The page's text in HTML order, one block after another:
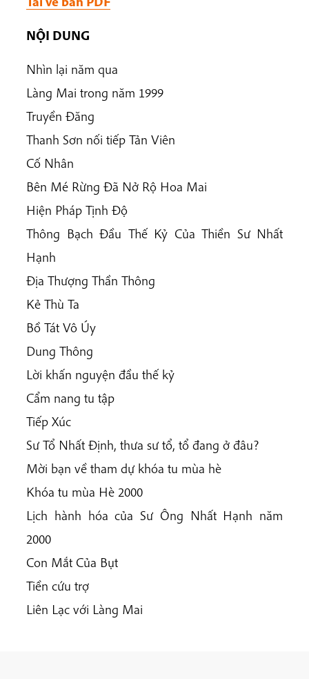
NỘI DUNG
Nhìn lại năm qua
Làng Mai trong năm 1999
Truyền Đăng
Thanh Sơn nối tiếp Tản Viên
Cố Nhân
Bên Mé Rừng Đã Nở Rộ Hoa Mai
Hiện Pháp Tịnh Độ
Thông Bạch Đầu Thế Kỷ Của Thiền Sư Nhất
Hạnh
Địa Thượng Thần Thông
Kẻ Thù Ta
Bồ Tát Vô Úy
Dung Thông
Lời khấn nguyện đầu thế kỷ
Cẩm nang tu tập
Tiếp Xúc
Sư Tổ Nhất Định, thưa sư tổ, tổ đang ở đâu?
Mời bạn về tham dự khóa tu mùa hè
Khóa tu mùa Hè 2000
Lịch hành hóa của Sư Ông Nhất Hạnh năm
2000
Con Mắt Của Bụt
Tiền cứu trợ
Liên Lạc với Làng Mai